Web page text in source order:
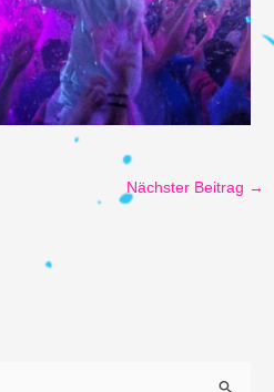
Nächster Beitrag →